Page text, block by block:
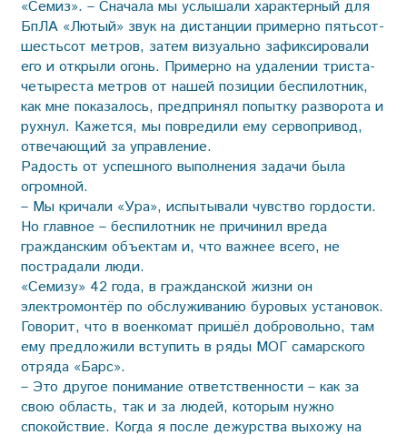
«Семиз». – Сначала мы услышали характерный для
БпЛА «Лютый» звук на дистанции примерно пятьсот-
шестьсот метров, затем визуально зафиксировали
его и открыли огонь. Примерно на удалении триста-
четыреста метров от нашей позиции беспилотник,
как мне показалось, предпринял попытку разворота и
рухнул. Кажется, мы повредили ему сервопривод,
отвечающий за управление.
Радость от успешного выполнения задачи была
огромной.
– Мы кричали «Ура», испытывали чувство гордости.
Но главное – беспилотник не причинил вреда
гражданским объектам и, что важнее всего, не
пострадали люди.
«Семизу» 42 года, в гражданской жизни он
электромонтёр по обслуживанию буровых установок.
Говорит, что в военкомат пришёл добровольно, там
ему предложили вступить в ряды МОГ самарского
отряда «Барс».
– Это другое понимание ответственности – как за
свою область, так и за людей, которым нужно
спокойствие. Когда я после дежурства выхожу на